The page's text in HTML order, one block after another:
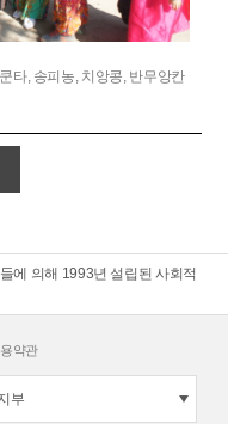
타, 송피농, 치앙콩, 반무앙칸
에 의해 1993년 설립된 사회적
약관